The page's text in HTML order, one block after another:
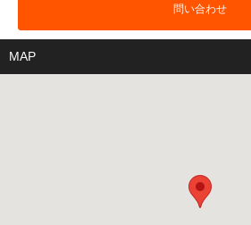
問い合わせ
MAP